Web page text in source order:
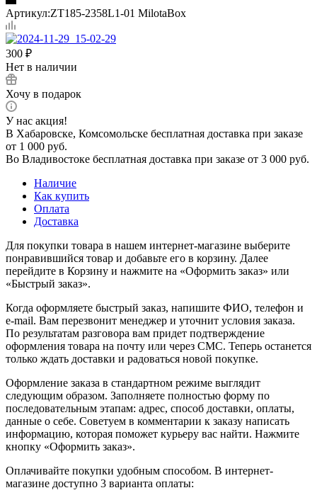
Артикул:ZT185-2358L1-01 MilotaBox
300 ₽
Нет в наличии
Хочу в подарок
У нас акция!
В Хабаровске, Комсомольске бесплатная доставка при заказе
от 1 000 руб.
Во Владивостоке бесплатная доставка при заказе от 3 000 руб.
Наличие
Как купить
Оплата
Доставка
Для покупки товара в нашем интернет-магазине выберите
понравившийся товар и добавьте его в корзину. Далее
перейдите в Корзину и нажмите на «Оформить заказ» или
«Быстрый заказ».
Когда оформляете быстрый заказ, напишите ФИО, телефон и
e-mail. Вам перезвонит менеджер и уточнит условия заказа.
По результатам разговора вам придет подтверждение
оформления товара на почту или через СМС. Теперь останется
только ждать доставки и радоваться новой покупке.
Оформление заказа в стандартном режиме выглядит
следующим образом. Заполняете полностью форму по
последовательным этапам: адрес, способ доставки, оплаты,
данные о себе. Советуем в комментарии к заказу написать
информацию, которая поможет курьеру вас найти. Нажмите
кнопку «Оформить заказ».
Оплачивайте покупки удобным способом. В интернет-
магазине доступно 3 варианта оплаты: